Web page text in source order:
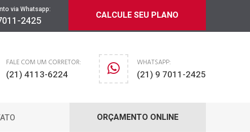
via Whatsapp:
2425 CALCULE SEU PLANO
FALE COM UM CORRETOR:
(21) 4113-6224
WHATSAPP:
(21) 9 7011-2425
ORÇAMENTO ONLINE